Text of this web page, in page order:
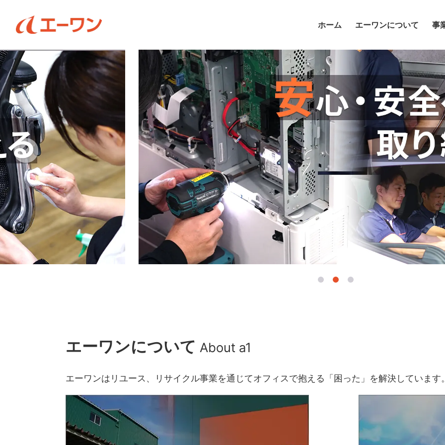
ホーム エーワンについて 事
エーワンについて About a1
エーワンはリユース、リサイクル事業を通じてオフィスで抱える「困った」を解決しています